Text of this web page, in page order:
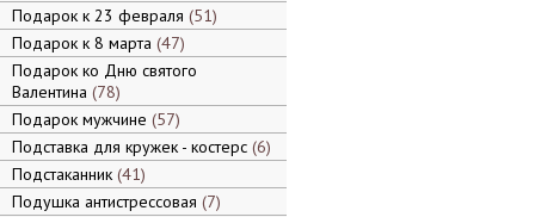
Подарок к 23 февраля 51
Подарок к 8 марта 47
Подарок ко Дню святого
Валентина 78
Подарок мужчине 57
Подставка для кружек - костерс 6
Подстаканник 41
Подушка антистрессовая 7